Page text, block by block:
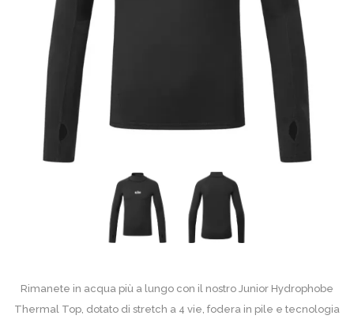
Rimanete in acqua più a lungo con il nostro Junior Hydrophobe
Thermal Top, dotato di stretch a 4 vie, fodera in pile e tecnologia